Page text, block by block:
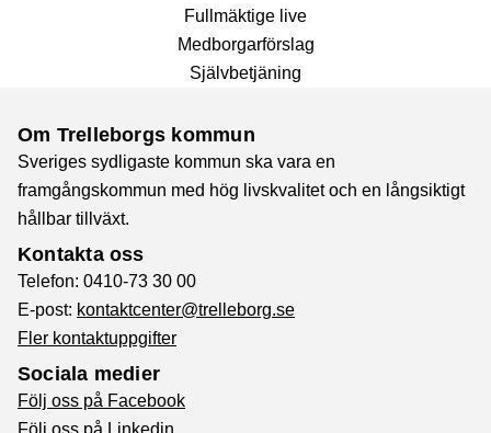
Fullmäktige live
Medborgarförslag
Självbetjäning
Om Trelleborgs kommun
Sveriges sydligaste kommun ska vara en
framgångskommun med hög livskvalitet och en långsiktigt
hållbar tillväxt.
Kontakta oss
Telefon: 0410-73 30 00
E-post: kontaktcenter@trelleborg.se
Fler kontaktuppgifter
Sociala medier
Följ oss på Facebook
Följ oss på Linkedin